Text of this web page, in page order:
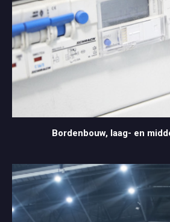
Bordenbouw, laag- en